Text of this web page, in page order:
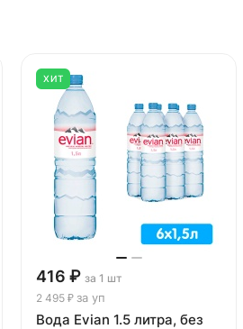
ХИТ
416 ₽ за 1 шт
2 495 ₽ за уп
Вода Evian 1.5 литра, без